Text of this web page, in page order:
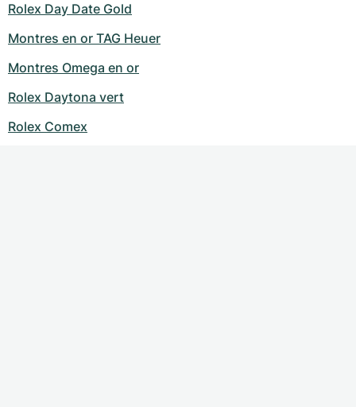
Rolex Day Date Gold
Montres en or TAG Heuer
Montres Omega en or
Rolex Daytona vert
Rolex Comex